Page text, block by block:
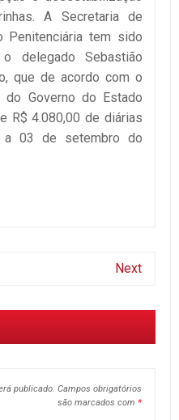
A Secretaria de
Penitenciária tem sido
delegado Sebastião
que de acordo com o
do Governo do Estado
R$ 4.080,00 de diárias
03 de setembro do
Next
publicado. Campos obrigatórios
são marcados com *